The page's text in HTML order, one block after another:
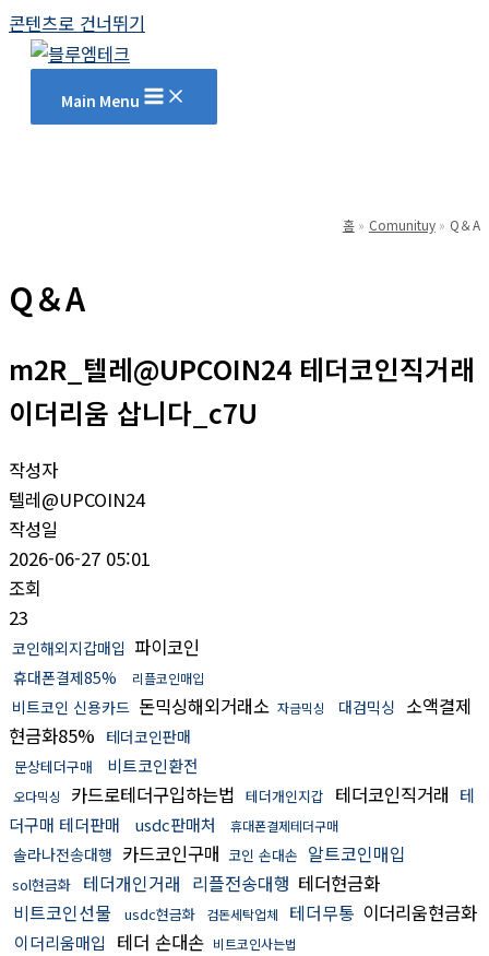
콘텐츠로 건너뛰기
Main Menu
홈 Comunituy Q＆A
Q＆A
m2R_텔레@UPCOIN24 테더코인직거래
이더리움 삽니다_c7U
작성자
텔레@UPCOIN24
작성일
2026-06-27 05:01
조회
23
코인해외지갑매입 파이코인
휴대폰결제85% 리플코인매입
비트코인 신용카드 돈믹싱해외거래소 자금믹싱 대검믹싱 소액결제
현금화85% 테더코인판매
문상테더구매 비트코인환전
오다믹싱 카드로테더구입하는법 테더개인지갑 테더코인직거래 테
더구매 테더판매
usdc판매처 휴대폰결제테더구매
솔라나전송대행 카드코인구매 코인 손대손 알트코인매입
sol현금화 테더개인거래 리플전송대행 테더현금화
비트코인선물
usdc현금화 검돈세탁업체 테더무통 이더리움현금화
이더리움매입 테더 손대손 비트코인사는법